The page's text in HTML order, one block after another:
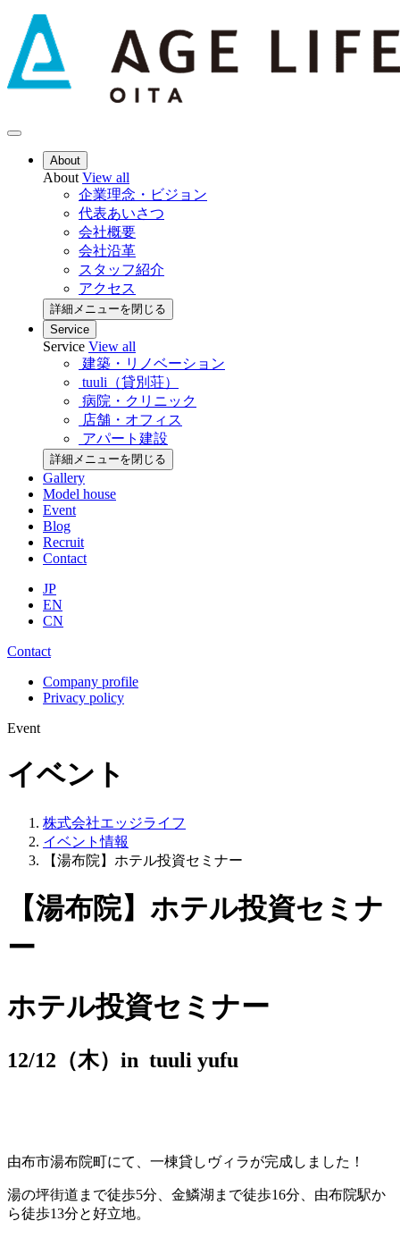
About
About View all
企業理念・ビジョン
代表あいさつ
会社概要
会社沿革
スタッフ紹介
アクセス
詳細メニューを閉じる
Service
Service View all
建築・リノベーション
tuuli（貸別荘）
病院・クリニック
店舗・オフィス
アパート建設
詳細メニューを閉じる
Gallery
Model house
Event
Blog
Recruit
Contact
JP
EN
CN
Contact
Company profile
Privacy policy
Event
イベント
株式会社エッジライフ
イベント情報
【湯布院】ホテル投資セミナー
【湯布院】ホテル投資セミナ
ー
ホテル投資セミナー
12/12（木）in tuuli yufu
由布市湯布院町にて、一棟貸しヴィラが完成しました！
湯の坪街道まで徒歩5分、金鱗湖まで徒歩16分、由布院駅か
ら徒歩13分と好立地。